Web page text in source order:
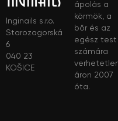
Inginails s.r.o.
Starozagorská
6
040 23
KOŠICE
ápolás a
körmök, a
bőr és az
egész test
számára
áron 2007
óta.